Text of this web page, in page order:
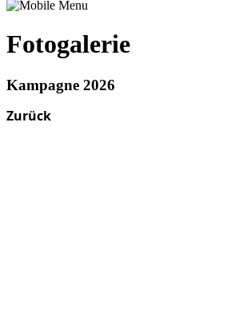
Fotogalerie
Kampagne 2026
Zurück